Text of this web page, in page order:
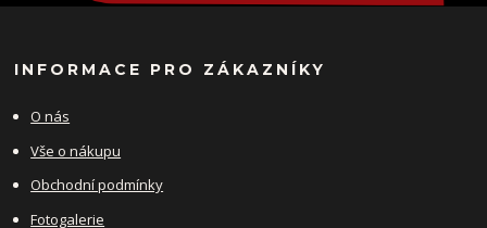
INFORMACE PRO ZÁKAZNÍKY
O nás
Vše o nákupu
Obchodní podmínky
Fotogalerie